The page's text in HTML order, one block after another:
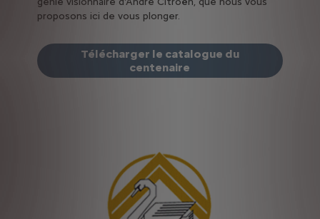
proposons ici de vous plonger.
Télécharger le catalogue du
centenaire